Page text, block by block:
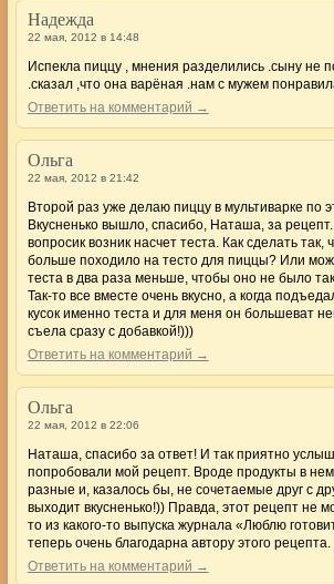
Надежда
22 мая, 2012 в 14:48
Испекла пиццу , мнения разделились .сыну не
.сказал ,что она варёная .нам с мужем
Ответить на комментарий →
Ольга
22 мая, 2012 в 21:42
Второй раз уже делаю пиццу в мультиварке по
Вкусненько вышло, спасибо, Наташа, за
вопросик возник насчет теста. Как сделать так,
больше походило на тесто для пиццы? Или
теста в два раза меньше, чтобы оно не было
Так-то все вместе очень вкусно, а когда
кусок именно теста и для меня он большеват
съела сразу с добавкой!)))
Ответить на комментарий →
Ольга
22 мая, 2012 в 22:06
Наташа, спасибо за ответ! И так приятно
попробовали мой рецепт. Вроде продукты в нем
разные и, казалось бы, не сочетаемые друг с
выходит вкусненько!)) Правда, этот рецепт не
то из какого-то выпуска журнала «Люблю
теперь очень благодарна автору этого рецепта.
Ответить на комментарий →